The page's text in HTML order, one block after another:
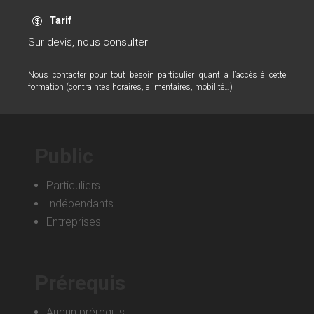
Particuliers
Indépendants
Entreprises

Tarif
Sur devis, nous consulter
Nous contacter pour tout besoin particulier quant à l’accès à cette
formation (contraintes horaires, alimentaires, mobilité…)